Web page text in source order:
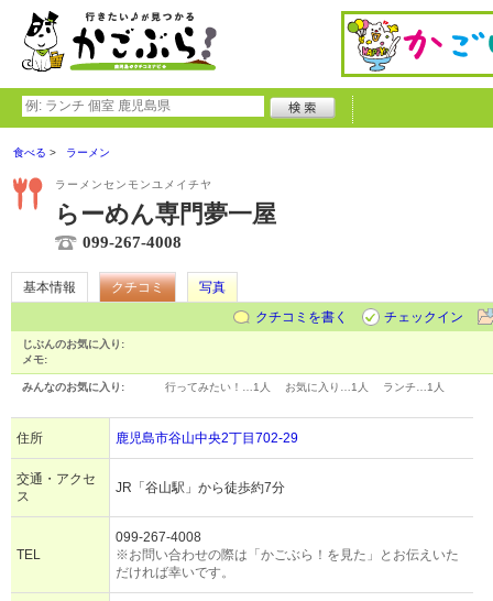
食べる ラーメン
ラーメンセンモンユメイチヤ
らーめん専門夢一屋
099-267-4008
基本情報 クチコミ
写真
クチコミを書く
チェックイン
じぶんのお気に入り:
メモ:
みんなのお気に入り: 行ってみたい！… 1人 お気に入り… 1人 ランチ… 1人
住所 鹿児島市谷山中央2丁目702-29
交通・アクセ
ス
JR「谷山駅」から徒歩約7分
TEL
099-267-4008
※お問い合わせの際は「かごぶら！を見た」とお伝えいた
だければ幸いです。